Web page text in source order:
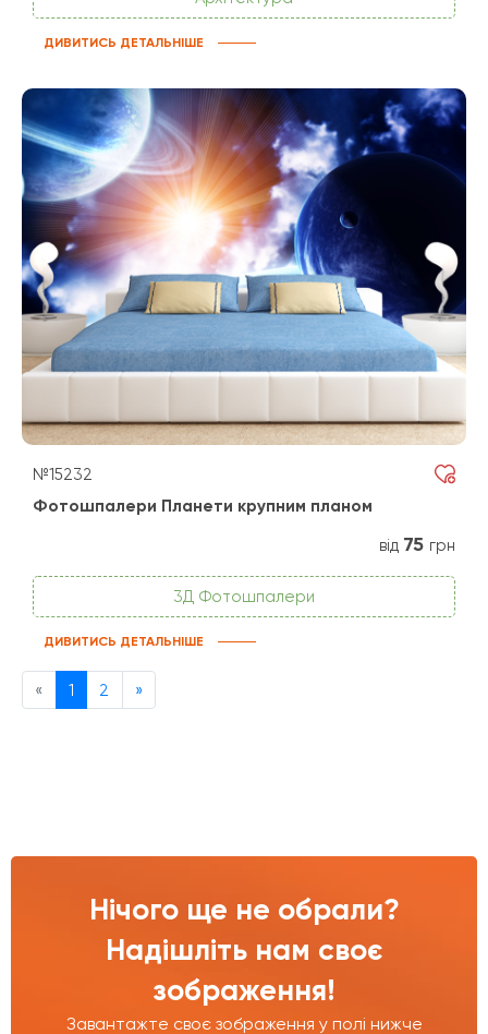
ДИВИТИСЬ ДЕТАЛЬНІШЕ
№15232
Фотошпалери Планети крупним планом
від 75 грн
3Д Фотошпалери
ДИВИТИСЬ ДЕТАЛЬНІШЕ
« Previous
1 2 »Next
Нічого ще не обрали?
Надішліть нам своє
зображення!
Завантажте своє зображення у полі нижче